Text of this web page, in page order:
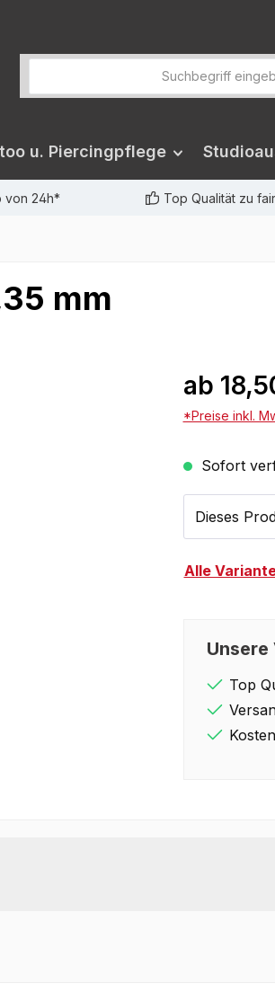
u. Piercingpflege
von 24h* Top Qualität zu
mm
ab
*Preise inkl.
Sofort
Dieses
Alle
Top